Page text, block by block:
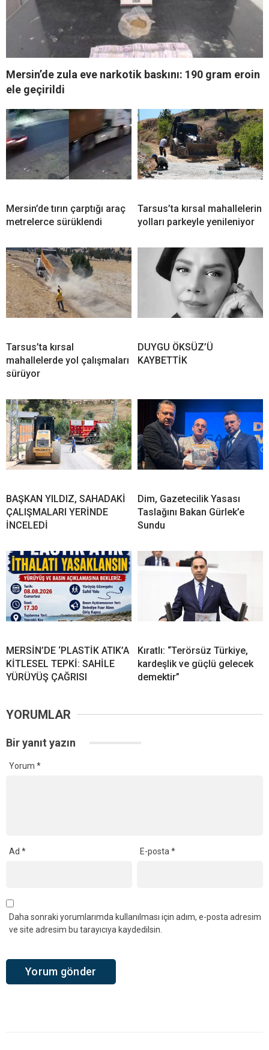
Mersin’de zula eve narkotik baskını: 190 gram eroin
ele geçirildi
Mersin’de tırın çarptığı araç
metrelerce sürüklendi
Tarsus’ta kırsal mahallelerin
yolları parkeyle yenileniyor
Tarsus’ta kırsal
mahallelerde yol çalışmaları
sürüyor
DUYGU ÖKSÜZ’Ü
KAYBETTİK
BAŞKAN YILDIZ, SAHADAKİ
ÇALIŞMALARI YERİNDE
İNCELEDİ
Dim, Gazetecilik Yasası
Taslağını Bakan Gürlek’e
Sundu
MERSİN’DE ‘PLASTİK ATIK’A
KİTLESEL TEPKİ: SAHİLE
YÜRÜYÜŞ ÇAĞRISI
Kıratlı: “Terörsüz Türkiye,
kardeşlik ve güçlü gelecek
demektir”
YORUMLAR
Bir yanıt yazın
Yorum *
Ad * E-posta*
Daha sonraki yorumlarımda kullanılması için adım, e-posta adresim
ve site adresim bu tarayıcıya kaydedilsin.